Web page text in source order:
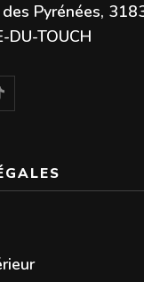
Pyrénées,
DU-TOUCH